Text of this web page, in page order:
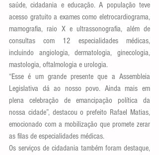
saúde, cidadania e educação. A população teve
acesso gratuito a exames como eletrocardiograma,
mamografia, raio X e ultrassonografia, além de
consultas com 12 especialidades médicas,
incluindo angiologia, dermatologia, ginecologia,
mastologia, oftalmologia e urologia.
“Esse é um grande presente que a Assembleia
Legislativa dá ao nosso povo. Ainda mais em
plena celebração de emancipação política da
nossa cidade”, destacou o prefeito Rafael Matias,
emocionado com a mobilização que promete zerar
as filas de especialidades médicas.
Os serviços de cidadania também foram destaque,